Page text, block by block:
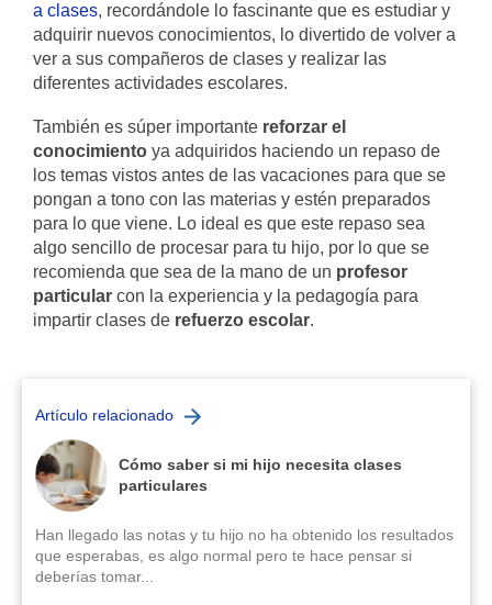
a clases, recordándole lo fascinante que es estudiar y
adquirir nuevos conocimientos, lo divertido de volver a
ver a sus compañeros de clases y realizar las
diferentes actividades escolares.
También es súper importante reforzar el
conocimiento ya adquiridos haciendo un repaso de
los temas vistos antes de las vacaciones para que se
pongan a tono con las materias y estén preparados
para lo que viene. Lo ideal es que este repaso sea
algo sencillo de procesar para tu hijo, por lo que se
recomienda que sea de la mano de un profesor
particular con la experiencia y la pedagogía para
impartir clases de refuerzo escolar.
Artículo relacionado
Cómo saber si mi hijo necesita clases
particulares
Han llegado las notas y tu hijo no ha obtenido los resultados
que esperabas, es algo normal pero te hace pensar si
deberías tomar...